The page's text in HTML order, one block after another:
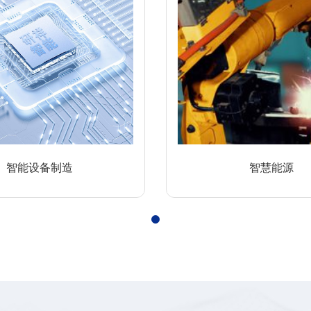
智能设备制造 智慧能源